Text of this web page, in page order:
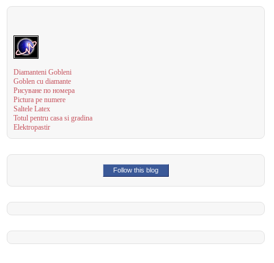
Diamanteni Gobleni
Goblen cu diamante
Рисуване по номера
Pictura pe numere
Saltele Latex
Totul pentru casa si gradina
Elektropastir
Follow this blog